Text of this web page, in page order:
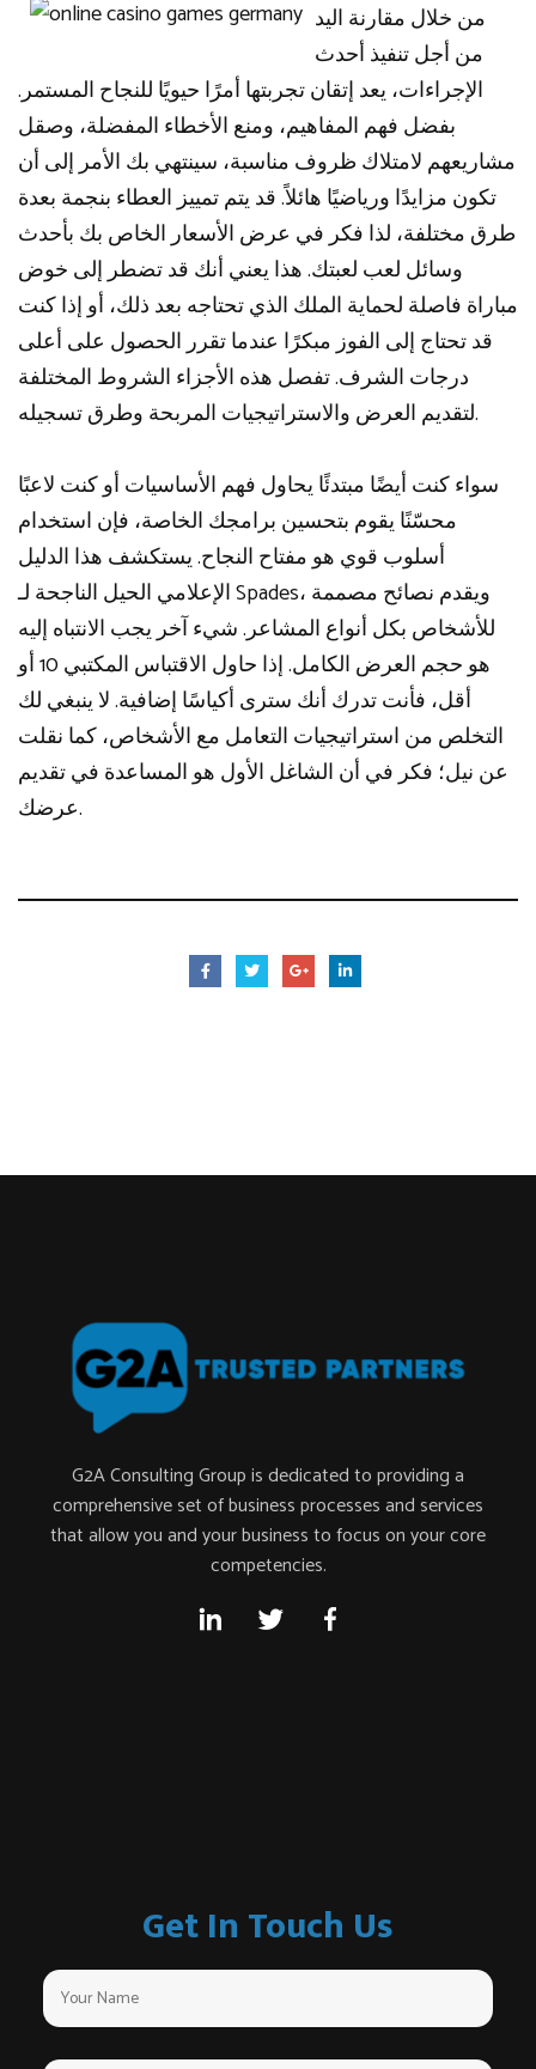
من خلال مقارنة اليد
من أجل تنفيذ أحدث
الإجراءات، يعد إتقان تجربتها أمرًا حيويًا للنجاح المستمر.
بفضل فهم المفاهيم، ومنع الأخطاء المفضلة، وصقل
مشاريعهم لامتلاك ظروف مناسبة، سينتهي بك الأمر إلى أن
تكون مزايدًا ورياضيًا هائلاً. قد يتم تمييز العطاء بنجمة بعدة
طرق مختلفة، لذا فكر في عرض الأسعار الخاص بك بأحدث
وسائل لعب لعبتك. هذا يعني أنك قد تضطر إلى خوض
مباراة فاصلة لحماية الملك الذي تحتاجه بعد ذلك، أو إذا كنت
قد تحتاج إلى الفوز مبكرًا عندما تقرر الحصول على أعلى
درجات الشرف. تفصل هذه الأجزاء الشروط المختلفة
لتقديم العرض والاستراتيجيات المربحة وطرق تسجيله.
سواء كنت أيضًا مبتدئًا يحاول فهم الأساسيات أو كنت لاعبًا
محسّنًا يقوم بتحسين برامجك الخاصة، فإن استخدام
أسلوب قوي هو مفتاح النجاح. يستكشف هذا الدليل
الإعلامي الحيل الناجحة لـ Spades، ويقدم نصائح مصممة
للأشخاص بكل أنواع المشاعر. شيء آخر يجب الانتباه إليه
هو حجم العرض الكامل. إذا حاول الاقتباس المكتبي 10 أو
أقل، فأنت تدرك أنك سترى أكياسًا إضافية. لا ينبغي لك
التخلص من استراتيجيات التعامل مع الأشخاص، كما نقلت
عن نيل؛ فكر في أن الشاغل الأول هو المساعدة في تقديم
عرضك.
G2A Consulting Group is dedicated to providing a
comprehensive set of business processes and services
that allow you and your business to focus on your core
competencies.
Get In Touch Us